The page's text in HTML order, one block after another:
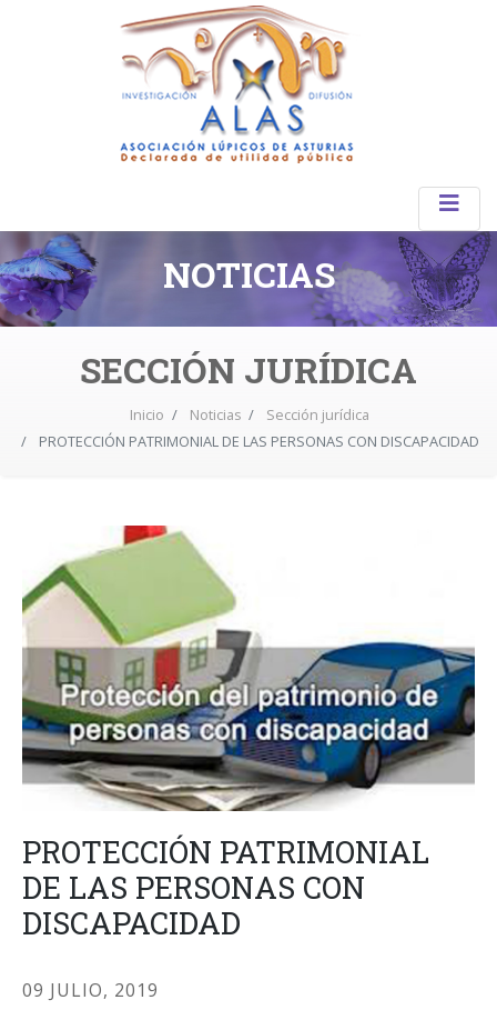
NOTICIAS
SECCIÓN JURÍDICA
Inicio Noticias
Sección jurídica
PROTECCIÓN PATRIMONIAL DE LAS PERSONAS CON DISCAPACIDAD
PROTECCIÓN PATRIMONIAL
DE LAS PERSONAS CON
DISCAPACIDAD
09 JULIO, 2019